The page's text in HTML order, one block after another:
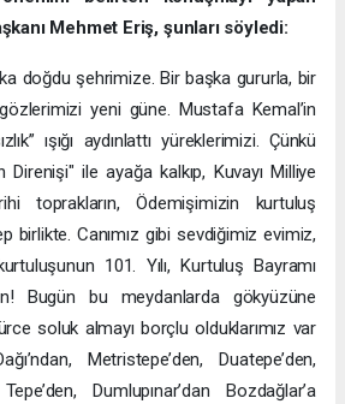
Mehmet Eriş, şunları söyledi:
doğdu şehrimize. Bir başka gururla, bir
yeni güne. Mustafa Kemal’in
ışığı aydınlattı yüreklerimizi. Çünkü
Direnişi" ile ayağa kalkıp, Kuvayı Milliye
toprakların, Ödemişimizin kurtuluş
birlikte. Canımız gibi sevdiğimiz evimiz,
101. Yılı, Kurtuluş Bayramı
Bugün bu meydanlarda gökyüzüne
soluk almayı borçlu olduklarımız var
Metristepe’den, Duatepe’den,
Dumlupınar’dan Bozdağlar’a